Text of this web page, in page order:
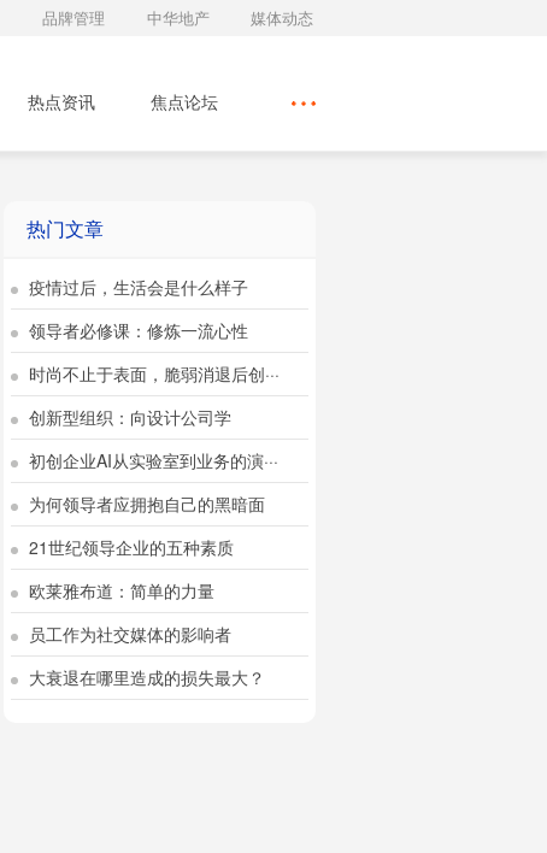
品牌管理 中华地产 媒体动态
热点资讯 焦点论坛
热门文章
疫情过后，生活会是什么样子
领导者必修课：修炼一流心性
时尚不止于表面，脆弱消退后创···
创新型组织：向设计公司学
初创企业AI从实验室到业务的演···
为何领导者应拥抱自己的黑暗面
21世纪领导企业的五种素质
欧莱雅布道：简单的力量
员工作为社交媒体的影响者
大衰退在哪里造成的损失最大？